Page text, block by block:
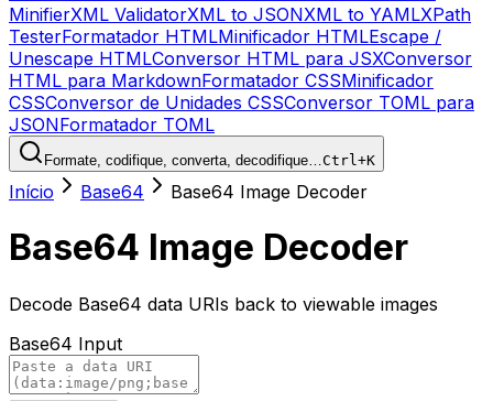
MinifierXML ValidatorXML to JSONXML to YAMLXPath
TesterFormatador HTMLMinificador HTMLEscape /
Unescape HTMLConversor HTML para JSXConversor
HTML para MarkdownFormatador CSSMinificador
CSSConversor de Unidades CSSConversor TOML para
JSONFormatador TOML
Formate, codifique, converta, decodifique…Ctrl+K
Início Base64 Base64 Image Decoder
Base64 Image Decoder
Decode Base64 data URIs back to viewable images
Base64 Input